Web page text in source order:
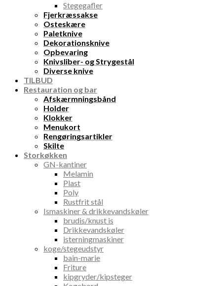
Stegegafler
Fjerkræssakse
Osteskære
Paletknive
Dekorationsknive
Opbevaring
Knivsliber- og Strygestål
Diverse knive
TILBUD
Restauration og bar
Afskærmningsbånd
Holder
Klokker
Menukort
Rengøringsartikler
Skilte
Storkøkken
GN-kantiner
Melamin
Plast
Poly
Rustfrit stål
Ismaskiner & drikkevandskøler
brudis/knust is
Drikkevandskøler
isterningmaskiner
koge/stegeudstyr
bain-marie
Friture
kipgryder/kipsteger